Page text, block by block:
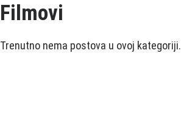
Filmovi
Trenutno nema postova u ovoj kategoriji.